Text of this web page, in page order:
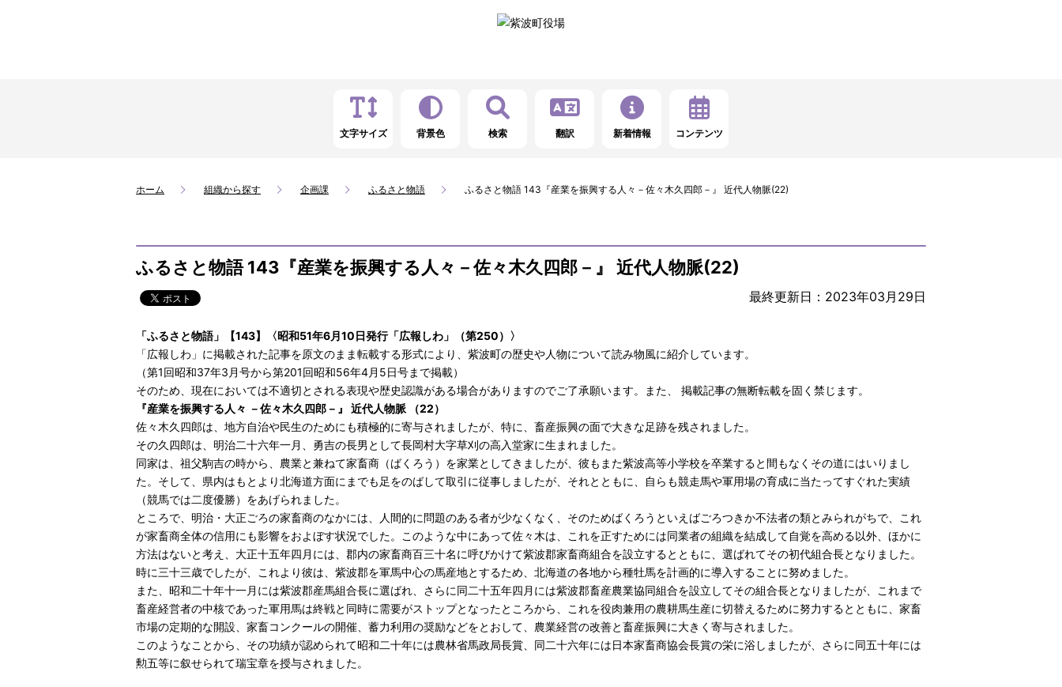
文字サイズ 背景色 検索 翻訳 新着情報 コンテンツ
ホーム 組織から探す 企画課 ふるさと物語 ふるさと物語 143『産業を振興する人々－佐々木久四郎－』 近代人物脈(22)
ふるさと物語 143『産業を振興する人々－佐々木久四郎－』 近代人物脈(22)
最終更新日：2023年03月29日
「ふるさと物語」【143】〈昭和51年6月10日発行「広報しわ」（第250）〉
「広報しわ」に掲載された記事を原文のまま転載する形式により、紫波町の歴史や人物について読み物風に紹介しています。
（第1回昭和37年3月号から第201回昭和56年4月5日号まで掲載）
そのため、現在においては不適切とされる表現や歴史認識がある場合がありますのでご了承願います。また、 掲載記事の無断転載を固く禁じます。
『産業を振興する人々 －佐々木久四郎－』 近代人物脈 （22）
佐々木久四郎は、地方自治や民生のためにも積極的に寄与されましたが、特に、畜産振興の面で大きな足跡を残されました。
その久四郎は、明治二十六年一月、勇吉の長男として長岡村大字草刈の高入堂家に生まれました。
同家は、祖父駒吉の時から、農業と兼ねて家畜商（ばくろう）を家業としてきましたが、彼もまた紫波高等小学校を卒業すると間もなくその道にはいりまし
た。そして、県内はもとより北海道方面にまでも足をのばして取引に従事しましたが、それとともに、自らも競走馬や軍用場の育成に当たってすぐれた実績
（競馬では二度優勝）をあげられました。
ところで、明治・大正ごろの家畜商のなかには、人間的に問題のある者が少なくなく、そのためばくろうといえばごろつきか不法者の類とみられがちで、これ
が家畜商全体の信用にも影響をおよぼす状況でした。このような中にあって佐々木は、これを正すためには同業者の組織を結成して自覚を高める以外、ほかに
方法はないと考え、大正十五年四月には、郡内の家畜商百三十名に呼びかけて紫波郡家畜商組合を設立するとともに、選ばれてその初代組合長となりました。
時に三十三歳でしたが、これより彼は、紫波郡を軍馬中心の馬産地とするため、北海道の各地から種牡馬を計画的に導入することに努めました。
また、昭和二十年十一月には紫波郡産馬組合長に選ばれ、さらに同二十五年四月には紫波郡畜産農業協同組合を設立してその組合長となりましたが、これまで
畜産経営者の中核であった軍用馬は終戦と同時に需要がストップとなったところから、これを役肉兼用の農耕馬生産に切替えるために努力するとともに、家畜
市場の定期的な開設、家畜コンクールの開催、蓄力利用の奨励などをとおして、農業経営の改善と畜産振興に大きく寄与されました。
このようなことから、その功績が認められて昭和二十年には農林省馬政局長賞、同二十六年には日本家畜商協会長賞の栄に浴しましたが、さらに同五十年には
勲五等に叙せられて瑞宝章を授与されました。